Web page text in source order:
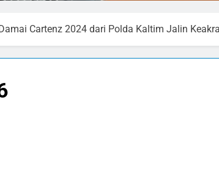
Cartenz 2024 dari Polda Kaltim Jalin